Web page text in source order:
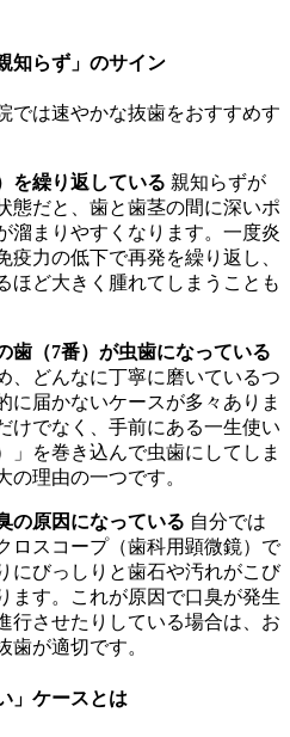
知らず」のサイン
では速やかな抜歯をおすすめす
を繰り返している 親知らずが
態だと、歯と歯茎の間に深いポ
溜まりやすくなります。一度炎
力の低下で再発を繰り返し、
ほど大きく腫れてしまうことも
歯（7番）が虫歯になっている
、どんなに丁寧に磨いているつ
に届かないケースが多々ありま
けでなく、手前にある一生使い
」を巻き込んで虫歯にしてしま
の理由の一つです。
の原因になっている 自分では
ロスコープ（歯科用顕微鏡）で
にびっしりと歯石や汚れがこび
ます。これが原因で口臭が発生
行させたりしている場合は、お
歯が適切です。
」ケースとは